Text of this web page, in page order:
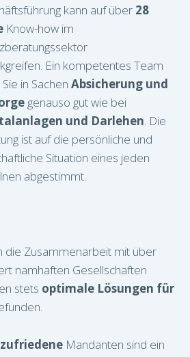
kann auf über 28
Know-how im
Ein kompetentes Team
in Sachen Absicherung und
genauso gut wie bei
und Darlehen. Die
ist auf die persönliche und
Situation eines jeden
abgestimmt.
die Zusammenarbeit mit über
namhaften Gesellschaften
stets optimale Lösungen für
zufriedene Mandanten sind ein